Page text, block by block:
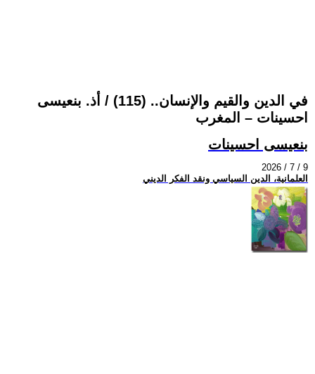
في الدين والقيم والإنسان.. (115) / أذ. بنعيسى
احسينات – المغرب
بنعيسى احسينات
2026 / 7 / 9
العلمانية، الدين السياسي ونقد الفكر الديني